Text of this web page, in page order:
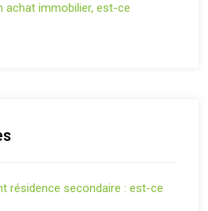
achat immobilier, est-ce
résidence secondaire : est-ce